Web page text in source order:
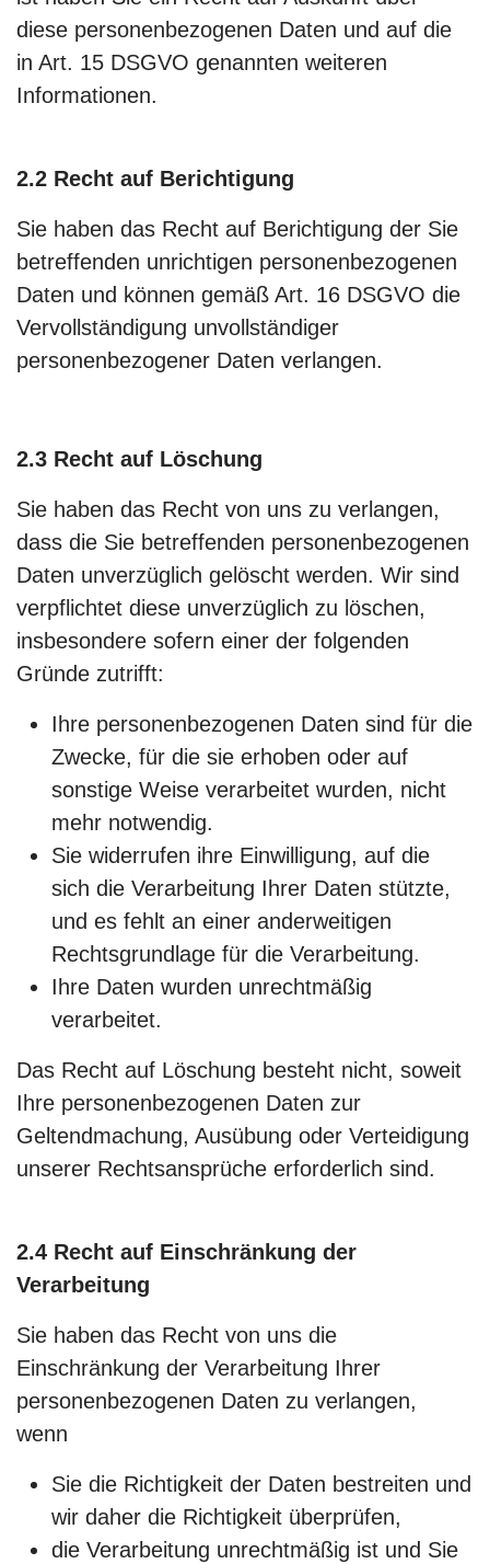
diese personenbezogenen Daten und auf die
in Art. 15 DSGVO genannten weiteren
Informationen.
2.2 Recht auf Berichtigung
Sie haben das Recht auf Berichtigung der Sie
betreffenden unrichtigen personenbezogenen
Daten und können gemäß Art. 16 DSGVO die
Vervollständigung unvollständiger
personenbezogener Daten verlangen.
2.3 Recht auf Löschung
Sie haben das Recht von uns zu verlangen,
dass die Sie betreffenden personenbezogenen
Daten unverzüglich gelöscht werden. Wir sind
verpflichtet diese unverzüglich zu löschen,
insbesondere sofern einer der folgenden
Gründe zutrifft:
Ihre personenbezogenen Daten sind für die
Zwecke, für die sie erhoben oder auf
sonstige Weise verarbeitet wurden, nicht
mehr notwendig.
Sie widerrufen ihre Einwilligung, auf die
sich die Verarbeitung Ihrer Daten stützte,
und es fehlt an einer anderweitigen
Rechtsgrundlage für die Verarbeitung.
Ihre Daten wurden unrechtmäßig
verarbeitet.
Das Recht auf Löschung besteht nicht, soweit
Ihre personenbezogenen Daten zur
Geltendmachung, Ausübung oder Verteidigung
unserer Rechtsansprüche erforderlich sind.
2.4 Recht auf Einschränkung der
Verarbeitung
Sie haben das Recht von uns die
Einschränkung der Verarbeitung Ihrer
personenbezogenen Daten zu verlangen,
wenn
Sie die Richtigkeit der Daten bestreiten und
wir daher die Richtigkeit überprüfen,
die Verarbeitung unrechtmäßig ist und Sie